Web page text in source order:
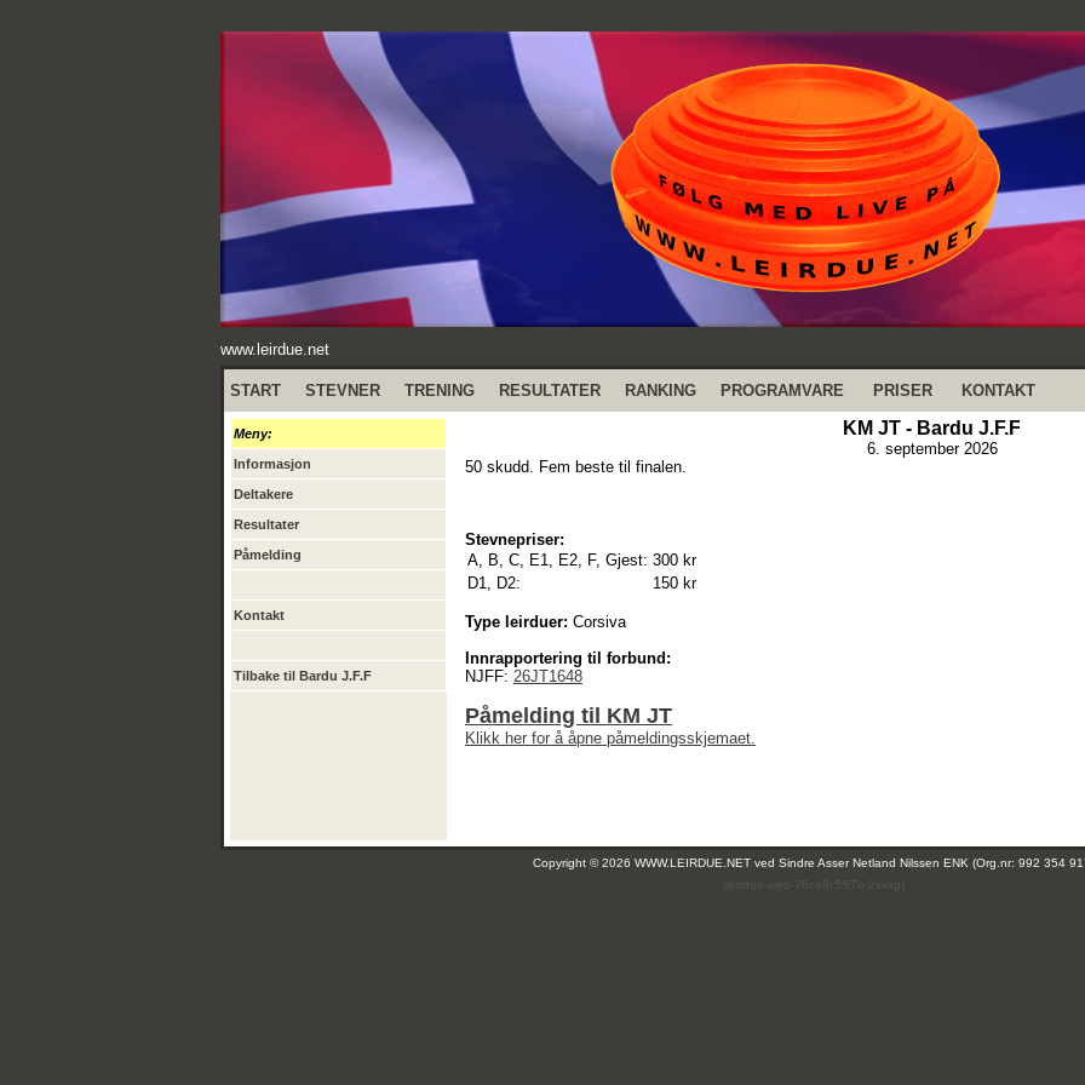
www.leirdue.net
START STEVNER TRENING RESULTATER RANKING PROGRAMVARE PRISER KONTAKT
Meny:
Informasjon
Deltakere
Resultater
Påmelding
Kontakt
Tilbake til Bardu J.F.F
KM JT - Bardu J.F.F
6. september 2026
50 skudd. Fem beste til finalen.
Stevnepriser:
A, B, C, E1, E2, F, Gjest: 300 kr
D1, D2:
150 kr
Type leirduer: Corsiva
Innrapportering til forbund:
NJFF: 26JT1648
Påmelding til KM JT
Klikk her for å åpne påmeldingsskjemaet.
Copyright © 2026 WWW.LEIRDUE.NET ved Sindre Asser Netland Nilssen ENK (Org.nr: 992 354
(leirdue-web-76c49c557b-2xvxg)